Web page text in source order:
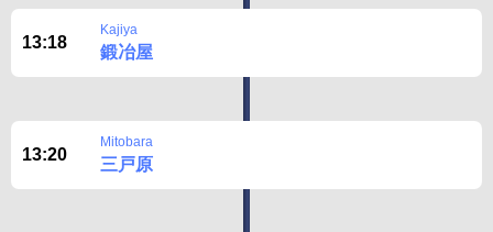
13:18
Kajiya
鍛冶屋
13:20
Mitobara
三戸原